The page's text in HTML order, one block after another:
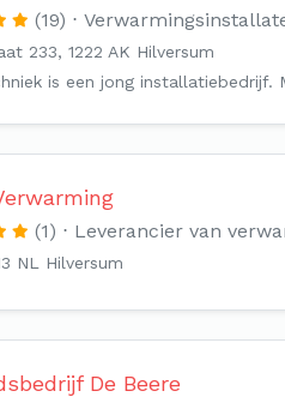
(19)
233, 1222 AK Hilversum
is een jong
(1) Leverancier van
NL Hilversum
De Beere